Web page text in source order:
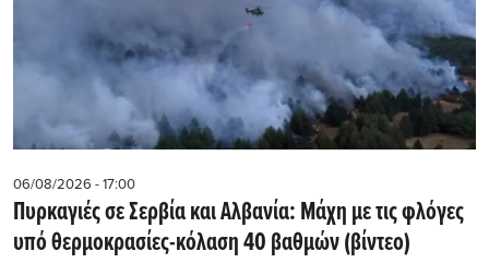
06/08/2026 - 17:00
Πυρκαγιές σε Σερβία και Αλβανία: Μάχη με τις φλόγες
υπό θερμοκρασίες-κόλαση 40 βαθμών (βίντεο)